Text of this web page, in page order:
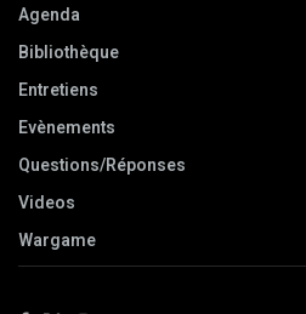
Agenda
Bibliothèque
Entretiens
Evènements
Questions/Réponses
Videos
Wargame